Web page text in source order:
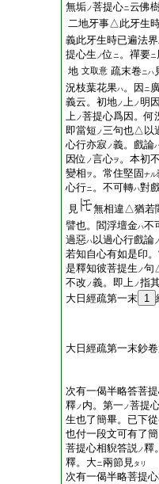
無垢ノ菩提心ニ云佛
二地牙事△此牙生
義此牙生時已遍法界
提心生 ノ位 ニ。禪要ニ
地 文取意 疏末卷ニハ
況枝葉花果ハ。因 ニ
義云。初地ノ上ノ明
上ノ菩提心爲因。何
即當短 ノ三句也△以
心行亦寂 ノ義。戲論
因位 ノ言心ヲ 。本初
變相 ヲ 。常住堅固 ナル
心行ニ。不可轉ハ對
見
無相違△猶若
譬也。閻浮壇金ハ不
過惡ハ 以過心行戲論
若知自心有如是印
是釋知彼菩提生 ノ句
不改 ノ義。即上ノ指
大日經疏第一末 1
大日經疏第一末鈔
次有一偈半略答菩
釋ノ 内。第一ノ菩提
生也了簡畢。已下
也付一段文可有了
菩提心相貎答説ノ釋
釋。大ニ兩節見タリ
次有一偈半略菩提